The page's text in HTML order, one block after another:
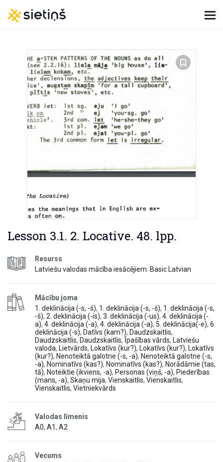
Lesson 3.1. 2. Locative. 48. lpp.
Resurss
Latviešu valodas mācība iesācējiem. Basic Latvian
Mācību joma
1. deklinācija (-s, -š), 1. deklinācija (-s, -š), 1. deklinācija (-s,
-š), 2. deklinācija (-is), 3. deklinācija (-us), 4. deklinācija (-
a), 4. deklinācija (-a), 4. deklinācija (-a), 5. deklinācija(-e), 6.
deklinācija (-s), Datīvs (kam?), Daudzskaitlis,
Daudzskaitlis, Daudzskaitlis, Īpašības vārds, Latviešu
valoda, Lietvārds, Lokatīvs (kur?), Lokatīvs (kur?), Lokatīvs
(kur?), Nenoteiktā galotne (-s, -a), Nenoteiktā galotne (-s,
-a), Nominatīvs (kas?), Nominatīvs (kas?), Norādāmie (tas,
tā), Noteiktie (ikviens, -a), Personas (viņš, -a), Piederības
(mans, -a), Skaņu mija, Vienskaitlis, Vienskaitlis,
Vienskaitlis, Vietniekvārds
Valodas līmenis
A0, A1, A2
Vecums